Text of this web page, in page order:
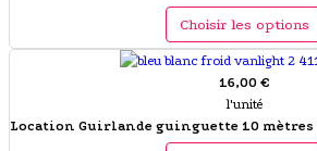
Choisir les options
16,00 €
l'unité
Location Guirlande guinguette 10 mètres